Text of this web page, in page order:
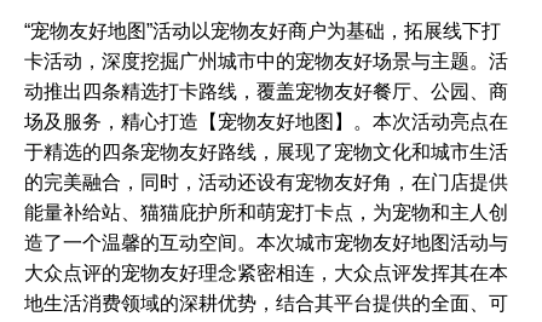
“宠物友好地图”活动以宠物友好商户为基础，拓展线下打
卡活动，深度挖掘广州城市中的宠物友好场景与主题。活
动推出四条精选打卡路线，覆盖宠物友好餐厅、公园、商
场及服务，精心打造【宠物友好地图】。本次活动亮点在
于精选的四条宠物友好路线，展现了宠物文化和城市生活
的完美融合，同时，活动还设有宠物友好角，在门店提供
能量补给站、猫猫庇护所和萌宠打卡点，为宠物和主人创
造了一个温馨的互动空间。本次城市宠物友好地图活动与
大众点评的宠物友好理念紧密相连，大众点评发挥其在本
地生活消费领域的深耕优势，结合其平台提供的全面、可